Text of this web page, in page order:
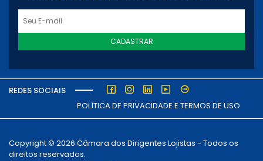
CADASTRAR
REDES SOCIAIS
POLÍTICA DE PRIVACIDADE E TERMOS DE USO
Copyright © 2026 Câmara dos Dirigentes Lojistas - Todos os
direitos reservados.